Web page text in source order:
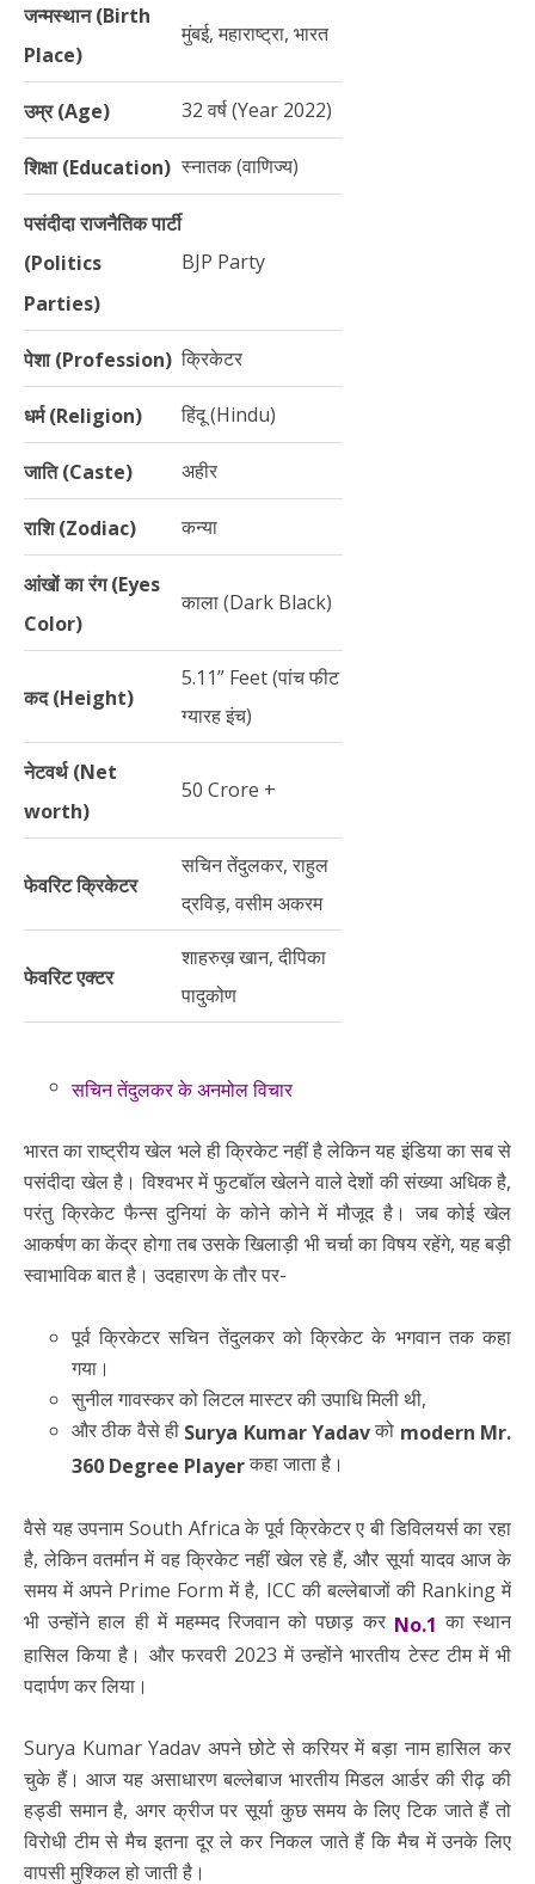
जन्मस्थान (Birth
Place)
मुंबई, महाराष्ट्रा, भारत
उम्र (Age) 32 वर्ष (Year 2022)
शिक्षा (Education) स्नातक (वाणिज्य)
पसंदीदा राजनैतिक पार्टी
(Politics
Parties)
BJP Party
पेशा (Profession) क्रिकेटर
धर्म (Religion) हिंदू (Hindu)
जाति (Caste) अहीर
राशि (Zodiac) कन्या
आंखों का रंग (Eyes
Color)
काला (Dark Black)
कद (Height)
5.11” Feet (पांच फीट
ग्यारह इंच)
नेटवर्थ (Net
worth)
50 Crore +
फेवरिट क्रिकेटर
सचिन तेंदुलकर, राहुल
द्रविड़, वसीम अकरम
फेवरिट एक्टर
शाहरुख़ खान, दीपिका
पादुकोण
सचिन तेंदुलकर के अनमोल विचार
भारत का राष्ट्रीय खेल भले ही क्रिकेट नहीं है लेकिन यह इंडिया का सब से
पसंदीदा खेल है। विश्वभर में फुटबॉल खेलने वाले देशों की संख्या अधिक है,
परंतु क्रिकेट फैन्स दुनियां के कोने कोने में मौजूद है। जब कोई खेल
आकर्षण का केंद्र होगा तब उसके खिलाड़ी भी चर्चा का विषय रहेंगे, यह बड़ी
स्वाभाविक बात है। उदहारण के तौर पर-
पूर्व क्रिकेटर सचिन तेंदुलकर को क्रिकेट के भगवान तक कहा
गया।
सुनील गावस्कर को लिटल मास्टर की उपाधि मिली थी,
और ठीक वैसे ही Surya Kumar Yadavको modern Mr.
360 Degree Playerकहा जाता है।
वैसे यह उपनाम South Africa के पूर्व क्रिकेटर ए बी डिविलयर्स का रहा
है, लेकिन वतर्मान में वह क्रिकेट नहीं खेल रहे हैं, और सूर्या यादव आज के
समय में अपने Prime Form में है, ICC की बल्लेबाजों की Ranking में
भी उन्होंने हाल ही में महम्मद रिजवान को पछाड़ कर No.1 का स्थान
हासिल किया है। और फरवरी 2023 में उन्होंने भारतीय टेस्ट टीम में भी
पदार्पण कर लिया।
Surya Kumar Yadav अपने छोटे से करियर में बड़ा नाम हासिल कर
चुके हैं। आज यह असाधारण बल्लेबाज भारतीय मिडल आर्डर की रीढ़ की
हड्डी समान है, अगर क्रीज पर सूर्या कुछ समय के लिए टिक जाते हैं तो
विरोधी टीम से मैच इतना दूर ले कर निकल जाते हैं कि मैच में उनके लिए
वापसी मुश्किल हो जाती है।